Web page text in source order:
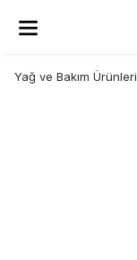
Yağ ve Bakım Ürünleri